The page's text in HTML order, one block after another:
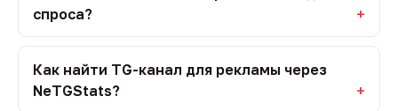
спроса?
Как найти TG-канал для рекламы через
NeTGStats?